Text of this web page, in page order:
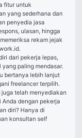
fitur untuk
yang sederhana dan
penyedia jasa
ulasan, hingga
rekam jejak
dari pekerja lepas,
paling mendasar.
bertanya lebih lanjut
freelancer terpilih.
telah menyediakan
dengan pekerja
diri? Hanya di
konsultan self